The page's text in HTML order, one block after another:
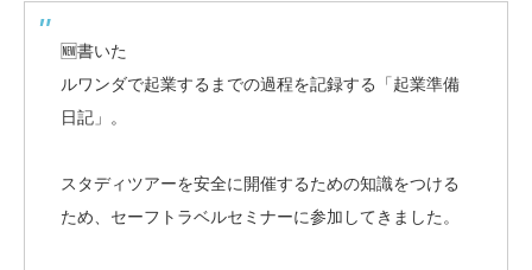
🆕書いた
ルワンダで起業するまでの過程を記録する「起業準備
日記」。
スタディツアーを安全に開催するための知識をつける
ため、セーフトラベルセミナーに参加してきました。